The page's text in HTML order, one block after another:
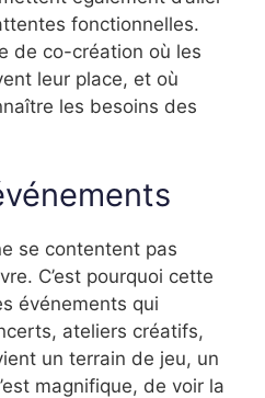
fonctionnelles.
de co-création où les
leur place, et où
les besoins des
se contentent pas
C’est pourquoi cette
événements qui
ateliers créatifs,
un terrain de jeu, un
magnifique, de voir la